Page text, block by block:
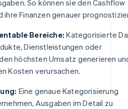
So können sie den Cashflow
ihre Finanzen genauer
Bereiche: Kategorisierte
Dienstleistungen oder
höchsten Umsatz generieren
Kosten verursachen.
Eine genaue Kategorisierung
Ausgaben im Detail zu